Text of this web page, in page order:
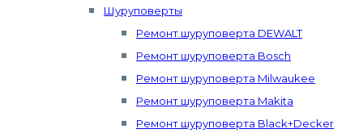
Шуруповерты
Ремонт шуруповерта DEWALT
Ремонт шуруповерта Bosch
Ремонт шуруповерта Milwaukee
Ремонт шуруповерта Makita
Ремонт шуруповерта Black+Decker